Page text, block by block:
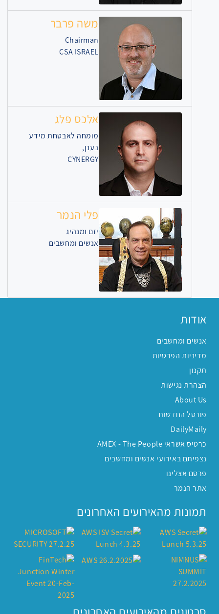
משה פרבר
Chairman
CSA ISRAEL
אלכס פלג
מומחה לאבטחת מידע
בענן,
CYNERGY
פלי הנמר
יזם ומנהיג
אנשים ומחשבים
אודות
אנשים ומחשבים
מדיניות הפרטיות
תקנון
הצהרת נגישות
About Us
פורטל החדשות
DailyMaily
כרטיס אשראי AMEX - The People
נצפיתם באירועי אנשים ומחשבים
פרסם אצלינו
אתר הנמר
תמונות מהאירועים האחרונים